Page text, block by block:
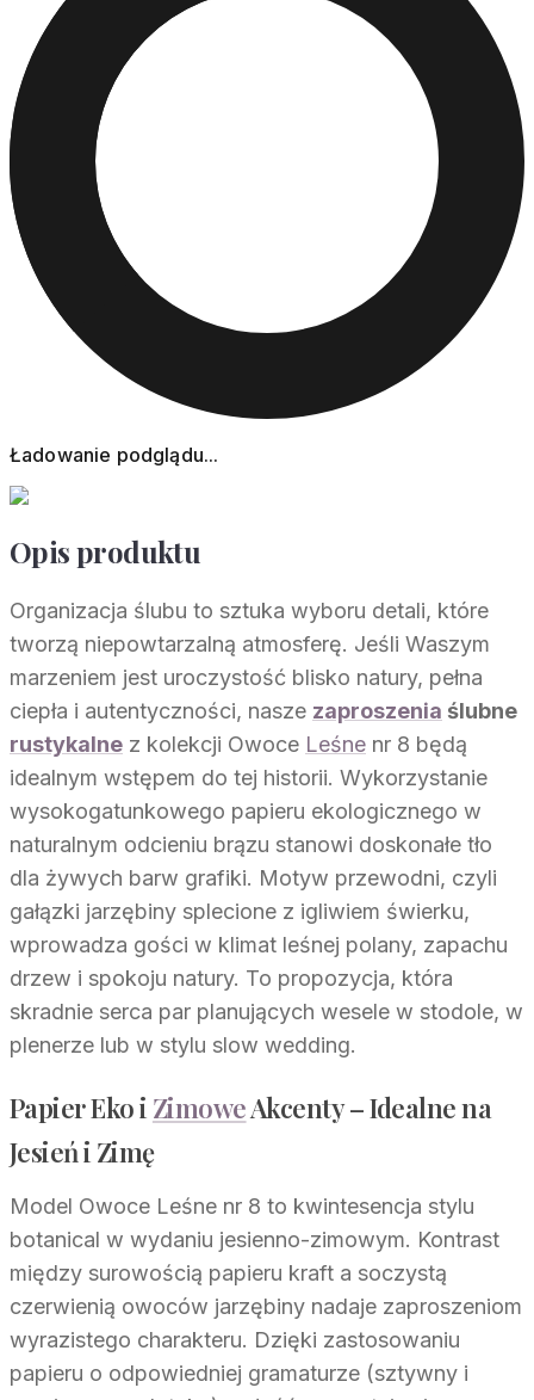
Ładowanie podglądu...
Opis produktu
Organizacja ślubu to sztuka wyboru detali, które
tworzą niepowtarzalną atmosferę. Jeśli Waszym
marzeniem jest uroczystość blisko natury, pełna
ciepła i autentyczności, nasze zaproszenia ślubne
rustykalne z kolekcji Owoce Leśne nr 8 będą
idealnym wstępem do tej historii. Wykorzystanie
wysokogatunkowego papieru ekologicznego w
naturalnym odcieniu brązu stanowi doskonałe tło
dla żywych barw grafiki. Motyw przewodni, czyli
gałązki jarzębiny splecione z igliwiem świerku,
wprowadza gości w klimat leśnej polany, zapachu
drzew i spokoju natury. To propozycja, która
skradnie serca par planujących wesele w stodole, w
plenerze lub w stylu slow wedding.
Papier Eko i ZimoweAkcenty – Idealne na
Jesień i Zimę
Model Owoce Leśne nr 8 to kwintesencja stylu
botanical w wydaniu jesienno-zimowym. Kontrast
między surowością papieru kraft a soczystą
czerwienią owoców jarzębiny nadaje zaproszeniom
wyrazistego charakteru. Dzięki zastosowaniu
papieru o odpowiedniej gramaturze (sztywny i